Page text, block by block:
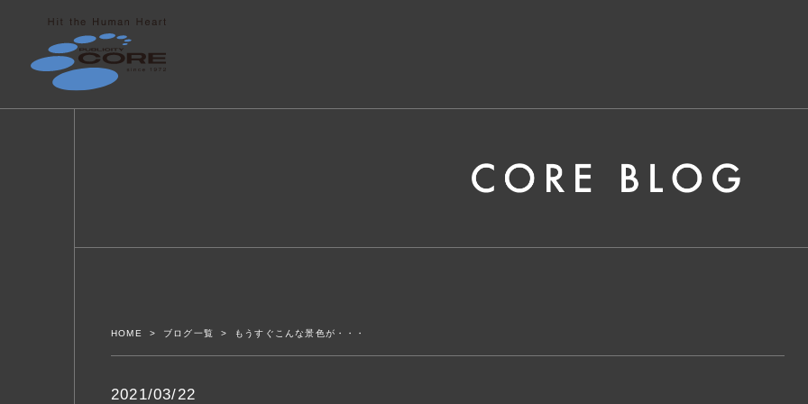
HOME ブログ一覧 もうすぐこんな景色が・・・
2021/03/22